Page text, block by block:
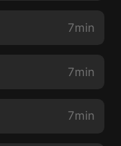
7min
7min
7min